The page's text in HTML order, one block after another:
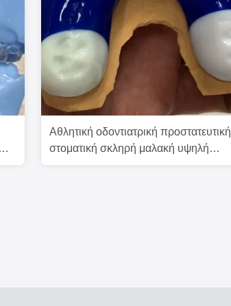
Αθλητική οδοντιατρική προστατευτική
στοματική σκληρή μαλακή υψηλή